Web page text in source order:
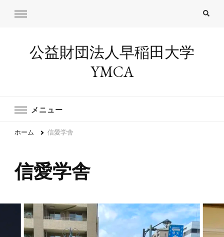
公益財団法人早稲田大学
YMCA
メニュー
ホーム 信愛学舎
信愛学舎